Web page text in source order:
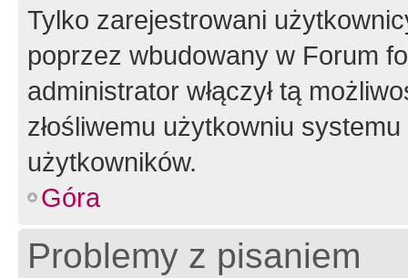
Tylko zarejestrowani
poprzez wbudowany w Forum
administrator włączył tą
złośliwemu użytkowniu
użytkowników.
Góra
Problemy z pisaniem